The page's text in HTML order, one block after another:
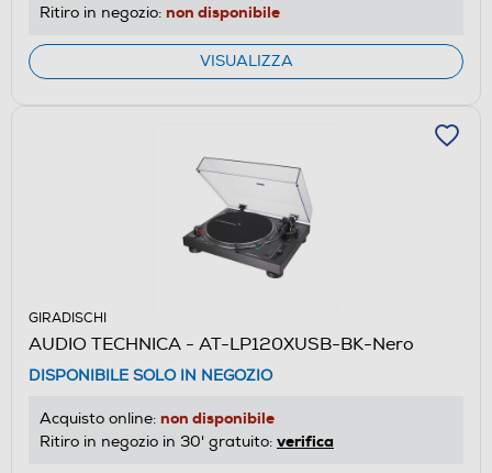
Ritiro in negozio: non disponibile
VISUALIZZA
GIRADISCHI
AUDIO TECHNICA - AT-LP120XUSB-BK-Nero
DISPONIBILE SOLO IN NEGOZIO
Acquisto online: non disponibile
Ritiro in negozio in 30' gratuito: verifica